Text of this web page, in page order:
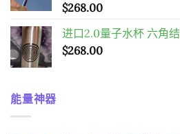
$268.00
进口2.0量子水杯 六角
$268.00
能量神器